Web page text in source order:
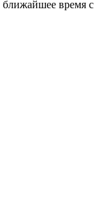
время с